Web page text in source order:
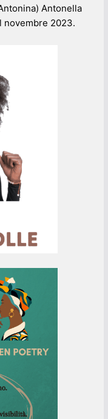
Antonella
novembre 2023.